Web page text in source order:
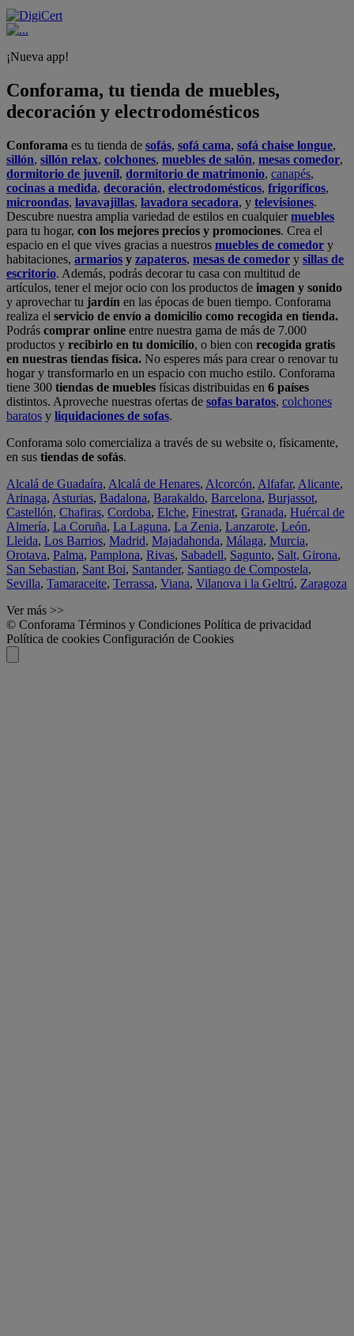
¡Nueva app!
Conforama, tu tienda de muebles,
decoración y electrodomésticos
Conforama es tu tienda de sofás, sofá cama, sofá chaise longue,
sillón, sillón relax, colchones, muebles de salón, mesas comedor,
dormitorio de juvenil, dormitorio de matrimonio, canapés,
cocinas a medida, decoración, electrodomésticos, frigoríficos,
microondas, lavavajillas, lavadora secadora, y televisiones.
Descubre nuestra amplia variedad de estilos en cualquiermuebles
para tu hogar, con los mejores precios y promociones. Crea el
espacio en el que vives gracias a nuestros muebles de comedor y
habitaciones, armarios y zapateros, mesas de comedor y sillas de
escritorio. Además, podrás decorar tu casa con multitud de
artículos, tener el mejor ocio con los productos de imagen y sonido
y aprovechar tu jardín en las épocas de buen tiempo. Conforama
realiza el servicio de envío a domicilio como recogida en tienda.
Podrás comprar online entre nuestra gama de más de 7.000
productos y recibirlo en tu domicilio, o bien con recogida gratis
en nuestras tiendas física. No esperes más para crear o renovar tu
hogar y transformarlo en un espacio con mucho estilo. Conforama
tiene 300 tiendas de muebles físicas distribuidas en 6 países
distintos. Aproveche nuestras ofertas de sofas baratos, colchones
baratos y liquidaciones de sofas.
Conforama solo comercializa a través de su website o, físicamente,
en sus tiendas de sofás.
Alcalá de Guadaíra, Alcalá de Henares, Alcorcón, Alfafar, Alicante,
Arinaga, Asturias, Badalona, Barakaldo, Barcelona, Burjassot,
Castellón, Chafiras, Cordoba, Elche, Finestrat, Granada, Huércal de
Almería, La Coruña, La Laguna, La Zenia, Lanzarote, León,
Lleida, Los Barrios, Madrid, Majadahonda, Málaga, Murcia,
Orotava, Palma, Pamplona, Rivas, Sabadell, Sagunto, Salt, Girona,
San Sebastian, Sant Boi, Santander, Santiago de Compostela,
Sevilla, Tamaraceite, Terrassa, Viana, Vilanova i la Geltrú, Zaragoza
Ver más >>
© Conforama Términos y Condiciones Política de privacidad
Política de cookies Configuración de Cookies